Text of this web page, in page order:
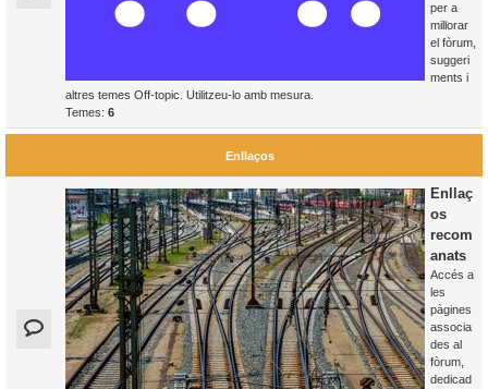
per a
millorar
el fòrum,
suggeri
ments i
altres temes Off-topic. Utilitzeu-lo amb mesura.
Temes: 6
Enllaços
Enllaç
os
recom
anats
Accés a
les
pàgines
associa
des al
fòrum,
dedicad